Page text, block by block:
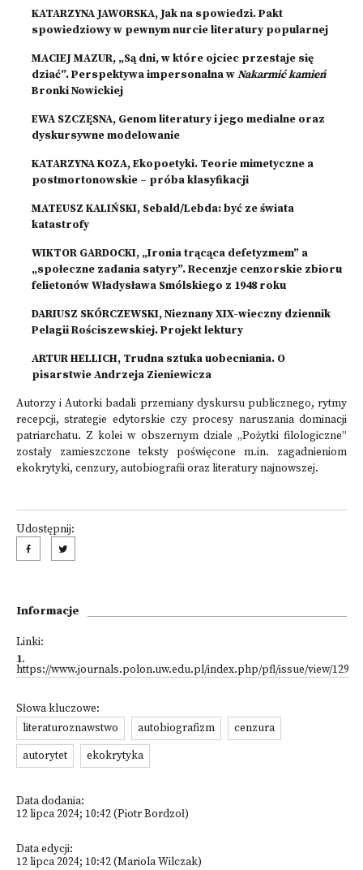
KATARZYNA JAWORSKA, Jak na spowiedzi. Pakt
spowiedziowy w pewnym nurcie literatury popularnej
MACIEJ MAZUR, „Są dni, w które ojciec przestaje się
dziać”. Perspektywa impersonalna wNakarmić kamień
Bronki Nowickiej
EWA SZCZĘSNA, Genom literatury i jego medialne oraz
dyskursywne modelowanie
KATARZYNA KOZA, Ekopoetyki. Teorie mimetyczne a
postmortonowskie – próba klasyfikacji
MATEUSZ KALIŃSKI, Sebald/Lebda: być ze świata
katastrofy
WIKTOR GARDOCKI, „Ironia trącąca defetyzmem” a
„społeczne zadania satyry”. Recenzje cenzorskie zbioru
felietonów Władysława Smólskiego z 1948 roku
DARIUSZ SKÓRCZEWSKI, Nieznany XIX-wieczny dziennik
Pelagii Rościszewskiej. Projekt lektury
ARTUR HELLICH, Trudna sztuka uobecniania. O
pisarstwie Andrzeja Zieniewicza
Autorzy i Autorki badali przemiany dyskursu publicznego, rytmy
recepcji, strategie edytorskie czy procesy naruszania dominacji
patriarchatu. Z kolei w obszernym dziale „Pożytki filologiczne”
zostały zamieszczone teksty poświęcone m.in. zagadnieniom
ekokrytyki, cenzury, autobiografii oraz literatury najnowszej.
Udostępnij:
Informacje
Linki:
1.
https://www.journals.polon.uw.edu.pl/index.php/pfl/issue/view/129
Słowa kluczowe:
literaturoznawstwo
autobiografizm
cenzura
autorytet
ekokrytyka
Data dodania:
12 lipca 2024; 10:42 (Piotr Bordzoł)
Data edycji:
12 lipca 2024; 10:42 (Mariola Wilczak)